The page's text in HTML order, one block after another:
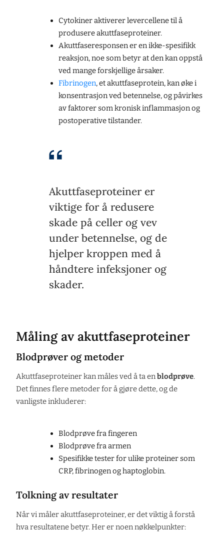
Cytokiner aktiverer levercellene til å
produsere akuttfaseproteiner.
Akuttfaseresponsen er en ikke-spesifikk
reaksjon, noe som betyr at den kan oppstå
ved mange forskjellige årsaker.
Fibrinogen, et akuttfaseprotein, kan øke i
konsentrasjon ved betennelse, og påvirkes
av faktorer som kronisk inflammasjon og
postoperative tilstander.
Akuttfaseproteiner er
viktige for å redusere
skade på celler og vev
under betennelse, og de
hjelper kroppen med å
håndtere infeksjoner og
skader.
Måling av akuttfaseproteiner
Blodprøver og metoder
Akuttfaseproteiner kan måles ved å ta enblodprøve.
Det finnes flere metoder for å gjøre dette, og de
vanligste inkluderer:
Blodprøve fra fingeren
Blodprøve fra armen
Spesifikke tester for ulike proteiner som
CRP, fibrinogen og haptoglobin.
Tolkning av resultater
Når vi måler akuttfaseproteiner, er det viktig å forstå
hva resultatene betyr. Her er noen nøkkelpunkter: